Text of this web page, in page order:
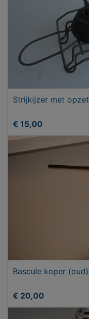
Strijkijzer met opzet
€ 15,00
Bascule koper (oud)
€ 20,00